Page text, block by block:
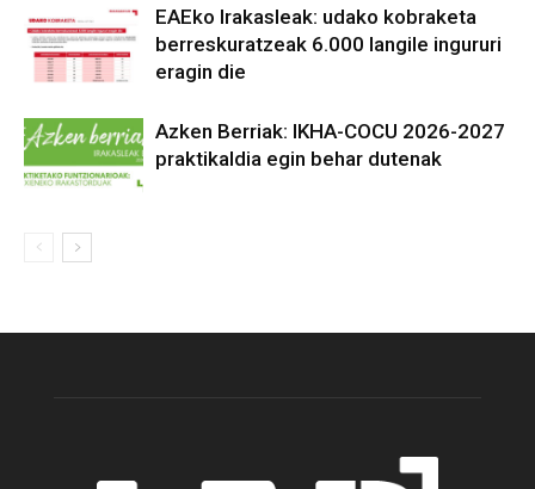
EAEko Irakasleak: udako kobraketa
berreskuratzeak 6.000 langile ingururi
eragin die
Azken Berriak: IKHA-COCU 2026-2027
praktikaldia egin behar dutenak